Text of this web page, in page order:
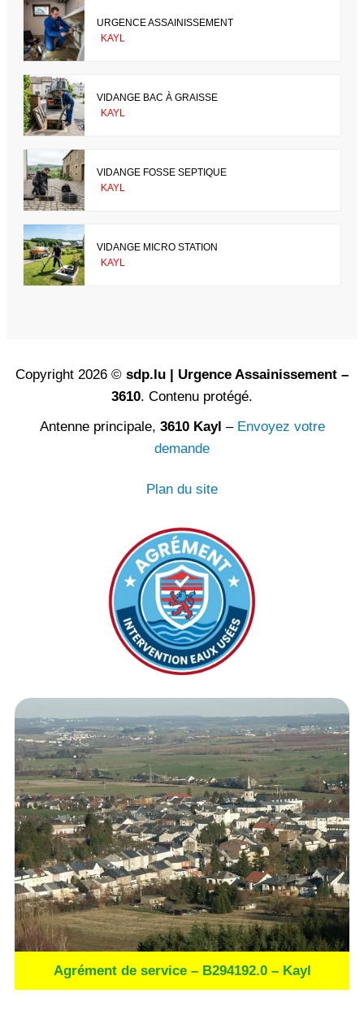
URGENCE ASSAINISSEMENT
KAYL
VIDANGE BAC À GRAISSE
KAYL
VIDANGE FOSSE SEPTIQUE
KAYL
VIDANGE MICRO STATION
KAYL
Copyright 2026 © sdp.lu | Urgence Assainissement –
3610. Contenu protégé.
Antenne principale, 3610 Kayl – Envoyez votre
demande
Plan du site
Agrément de service – B294192.0 – Kayl